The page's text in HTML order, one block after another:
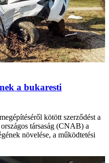
a bukaresti
kötött szerződést a
társaság (CNAB) a
növelése, a működtetési